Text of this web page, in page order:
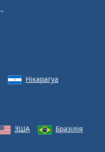
Нікарагуа
ЗША Бразілія